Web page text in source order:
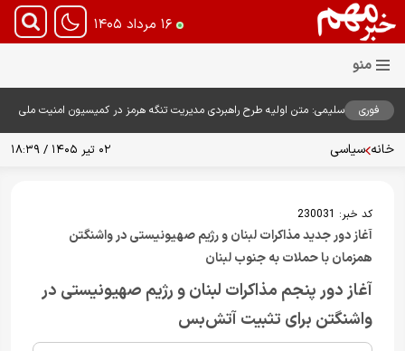
۱۶ مرداد ۱۴۰۵
فوری
سلیمی: متن اولیه طرح راهبردی مدیریت تنگه هرمز در کمیسیون امنیت ملی
خانه سیاسی ۰۲ تیر ۱۴۰۵ / ۱۸:۳۹
کد خبر: 230031
آغاز دور جدید مذاکرات لبنان و رژیم صهیونیستی در واشنگتن
همزمان با حملات به جنوب لبنان
آغاز دور پنجم مذاکرات لبنان و رژیم صهیونیستی در
واشنگتن برای تثبیت آتش‌بس